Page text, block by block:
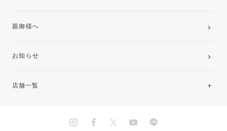
親御様へ
お知らせ
店舗一覧